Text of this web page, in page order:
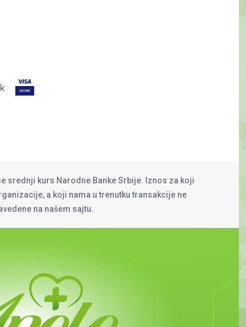
srednji kurs Narodne Banke Srbije. Iznos za koji
a koji nama u trenutku transakcije ne
na našem sajtu.